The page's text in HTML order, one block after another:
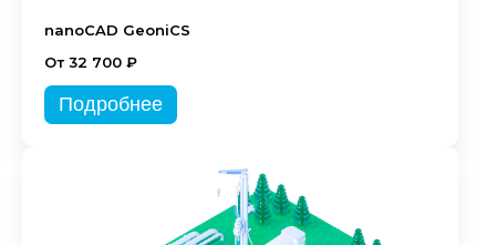
nanoCAD GeoniCS
От 32 700 ₽
Подробнее